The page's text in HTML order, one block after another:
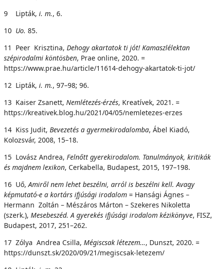
9 Lipták, i. m., 6.
10 Uo. 85.
11 Peer Krisztina, Dehogy akartatok ti jót! Kamaszlélektan
szépirodalmi köntösben, Prae online, 2020. =
https://www.prae.hu/article/11614-dehogy-akartatok-ti-jot/
12 Lipták, i. m., 97–98; 96.
13 Kaiser Zsanett, Nemlétezés-érzés, Kreatívek, 2021. =
https://kreativek.blog.hu/2021/04/05/nemletezes-erzes
14 Kiss Judit, Bevezetés a gyermekirodalomba, Ábel Kiadó,
Kolozsvár, 2008, 15–18.
15 Lovász Andrea, Felnőtt gyerekirodalom. Tanulmányok, kritikák
és majdnem lexikon, Cerkabella, Budapest, 2015, 197–198.
16 Uő,Amiről nem lehet beszélni, arról is beszélni kell. Avagy
képmutató-e a kortárs ifjúsági irodalom = Hansági Ágnes –
Hermann Zoltán – Mészáros Márton – Szekeres Nikoletta
(szerk.), Mesebeszéd.A gyerekés ifjúsági irodalom kézikönyve, FISZ,
Budapest, 2017, 251–262.
17 Zólya Andrea Csilla, Mégiscsak létezem…, Dunszt, 2020. =
https://dunszt.sk/2020/09/21/megiscsak-letezem/